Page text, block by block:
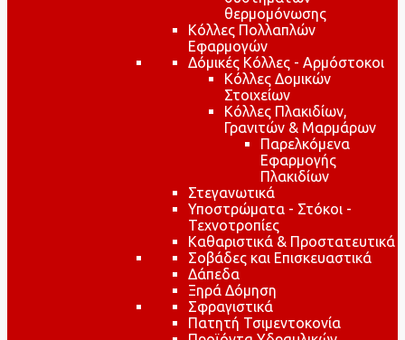
θερμομόνωσης
Κόλλες Πολλαπλών
Εφαρμογών
Δόμικές Κόλλες - Αρμόστοκοι
Κόλλες Δομικών
Στοιχείων
Κόλλες Πλακιδίων,
Γρανιτών & Μαρμάρων
Παρελκόμενα
Εφαρμογής
Πλακιδίων
Στεγανωτικά
Υποστρώματα - Στόκοι -
Τεχνοτροπίες
Καθαριστικά & Προστατευτικά
Σοβάδες και Επισκευαστικά
Δάπεδα
Ξηρά Δόμηση
Σφραγιστικά
Πατητή Τσιμεντοκονία